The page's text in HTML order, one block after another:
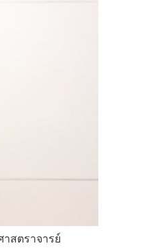
สตราจารย์